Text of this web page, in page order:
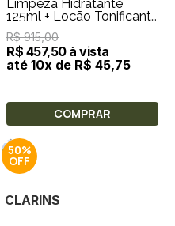
Limpeza Hidratante
125ml + Loção Tonificante
Hidratante 200ml + Óleo
de Limpeza
R$ 915,00
R$ 457,50 à vista
até 10x de R$ 45,75
COMPRAR
50%
CLARINS